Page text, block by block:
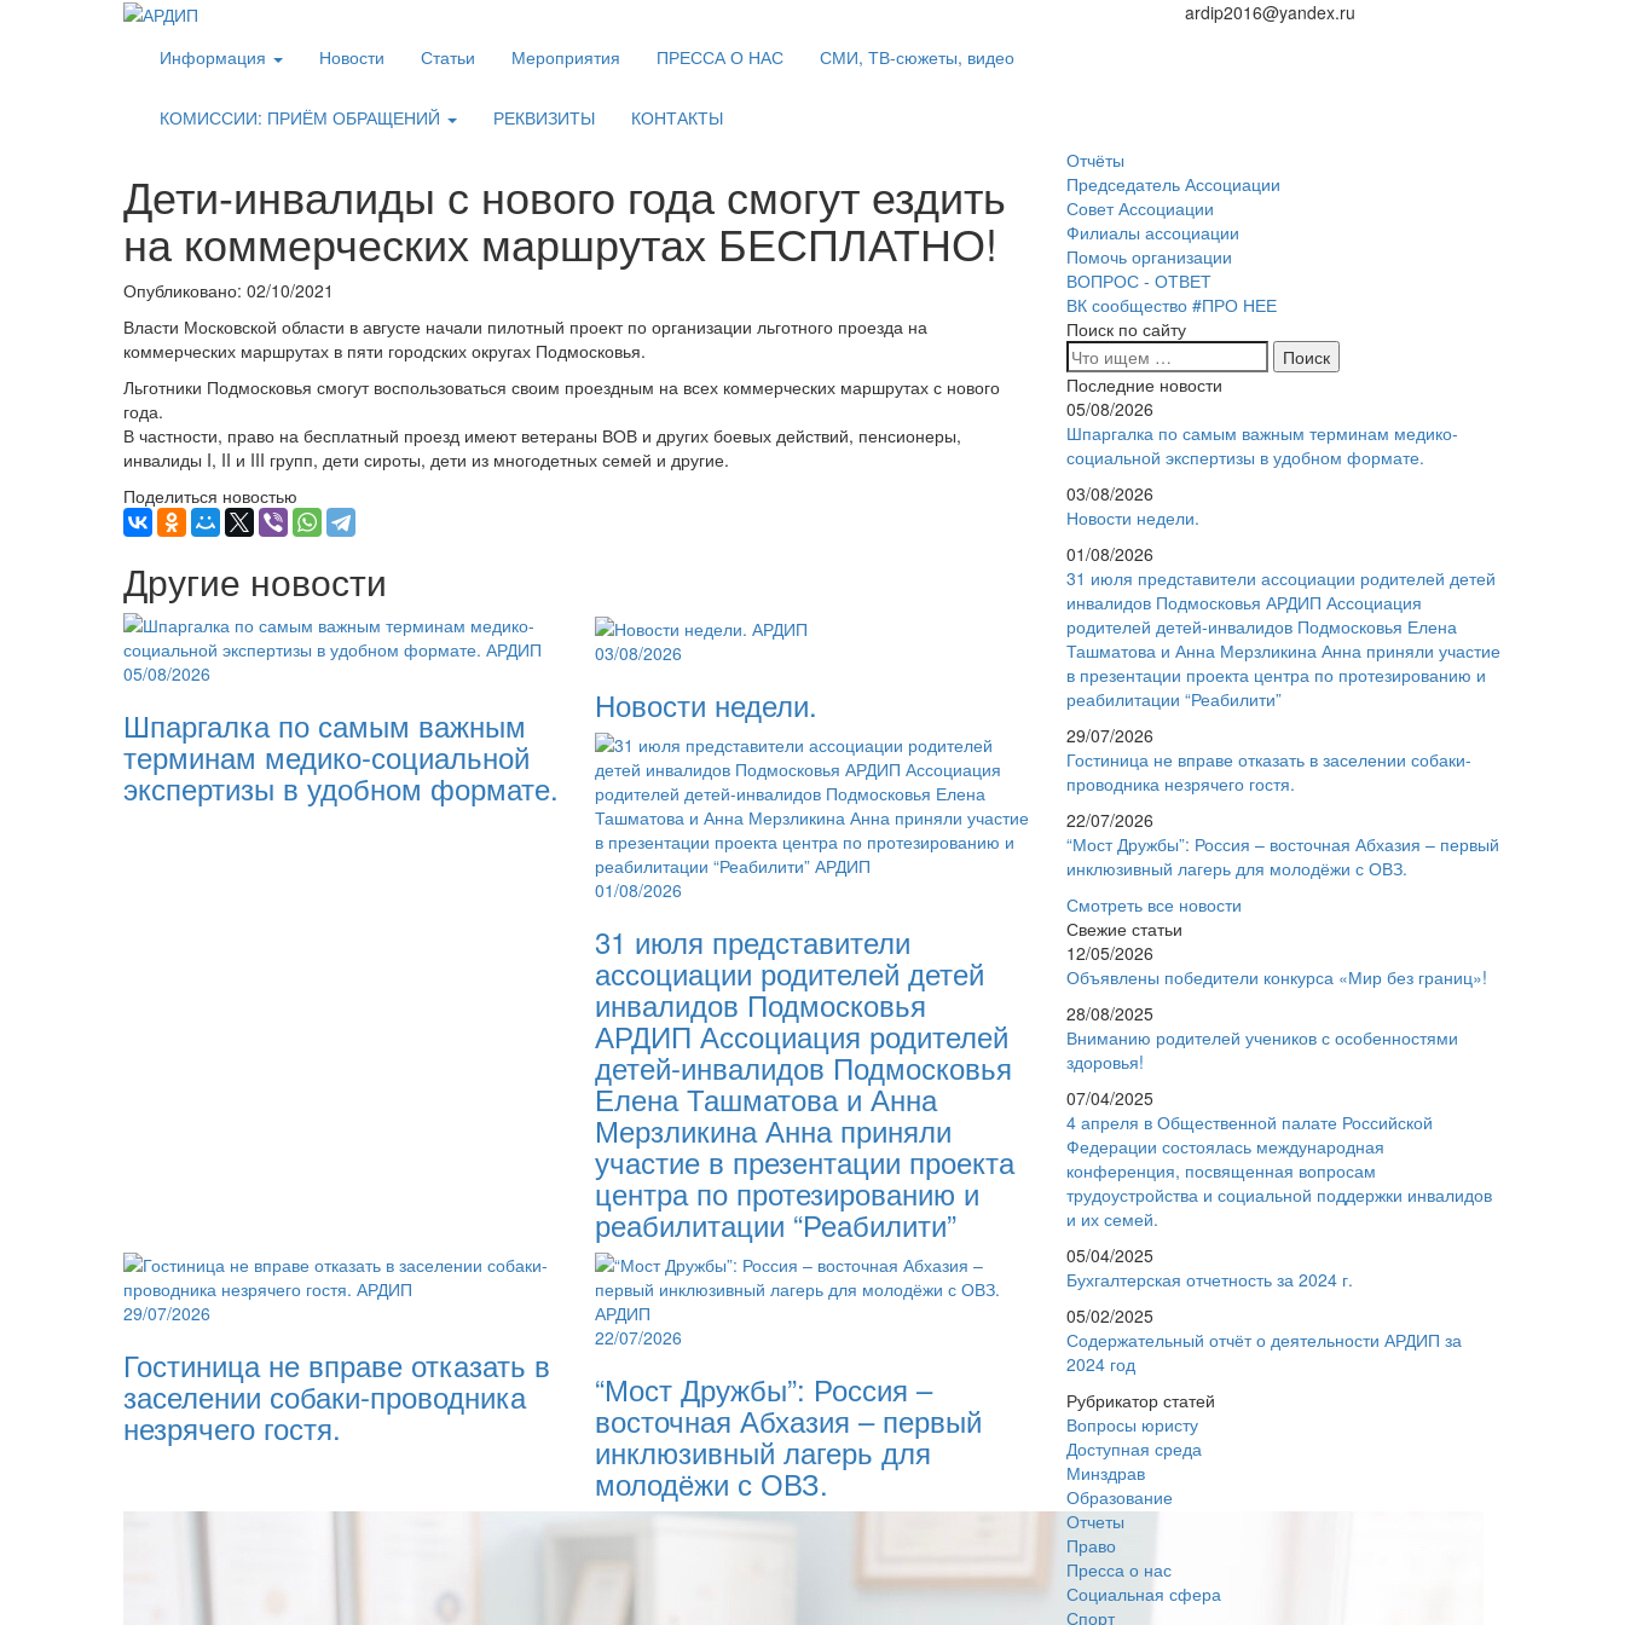
Информация Новости Статьи Мероприятия ПРЕССА О НАС СМИ, ТВ-сюжеты, видео
КОМИССИИ: ПРИЁМ ОБРАЩЕНИЙ РЕКВИЗИТЫ КОНТАКТЫ
ardip2016@yandex.ru
Дети-инвалиды с нового года смогут ездить
на коммерческих маршрутах БЕСПЛАТНО!
Опубликовано: 02/10/2021
Власти Московской области в августе начали пилотный проект по организации льготного проезда на
коммерческих маршрутах в пяти городских округах Подмосковья.
Льготники Подмосковья смогут воспользоваться своим проездным на всех коммерческих маршрутах с нового
года.
В частности, право на бесплатный проезд имеют ветераны ВОВ и других боевых действий, пенсионеры,
инвалиды I, II и III групп, дети сироты, дети из многодетных семей и другие.
Поделиться новостью
Другие новости
05/08/2026
Шпаргалка по самым важным
терминам медико-социальной
экспертизы в удобном формате.
03/08/2026
Новости недели.
01/08/2026
31 июля представители
ассоциации родителей детей
инвалидов Подмосковья
АРДИП Ассоциация родителей
детей-инвалидов Подмосковья
Елена Ташматова и Анна
Мерзликина Анна приняли
участие в презентации проекта
центра по протезированию и
реабилитации “Реабилити”
29/07/2026
Гостиница не вправе отказать в
заселении собаки-проводника
незрячего гостя.
22/07/2026
“Мост Дружбы”: Россия –
восточная Абхазия – первый
инклюзивный лагерь для
молодёжи с ОВЗ.
Отчёты
Председатель Ассоциации
Совет Ассоциации
Филиалы ассоциации
Помочь организации
ВОПРОС - ОТВЕТ
ВК сообщество #ПРО НЕЕ
Поиск по сайту
Последние новости
05/08/2026
Шпаргалка по самым важным терминам медико-
социальной экспертизы в удобном формате.
03/08/2026
Новости недели.
01/08/2026
31 июля представители ассоциации родителей детей
инвалидов Подмосковья АРДИП Ассоциация
родителей детей-инвалидов Подмосковья Елена
Ташматова и Анна Мерзликина Анна приняли участие
в презентации проекта центра по протезированию и
реабилитации “Реабилити”
29/07/2026
Гостиница не вправе отказать в заселении собаки-
проводника незрячего гостя.
22/07/2026
“Мост Дружбы”: Россия – восточная Абхазия – первый
инклюзивный лагерь для молодёжи с ОВЗ.
Смотреть все новости
Свежие статьи
12/05/2026
Объявлены победители конкурса «Мир без границ»!
28/08/2025
Вниманию родителей учеников с особенностями
здоровья!
07/04/2025
4 апреля в Общественной палате Российской
Федерации состоялась международная
конференция, посвященная вопросам
трудоустройства и социальной поддержки инвалидов
и их семей.
05/04/2025
Бухгалтерская отчетность за 2024 г.
05/02/2025
Содержательный отчёт о деятельности АРДИП за
2024 год
Рубрикатор статей
Вопросы юристу
Доступная среда
Минздрав
Образование
Отчеты
Право
Пресса о нас
Социальная сфера
Спорт